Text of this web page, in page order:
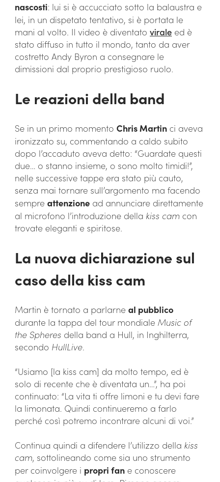
nascosti: lui si è accucciato sotto la balaustra e
lei, in un dispetato tentativo, si è portata le
mani al volto. Il video è diventato virale ed è
stato diffuso in tutto il mondo, tanto da aver
costretto Andy Byron a consegnare le
dimissioni dal proprio prestigioso ruolo.
Le reazioni della band
Se in un primo momento Chris Martin ci aveva
ironizzato su, commentando a caldo subito
dopo l’accaduto aveva detto: “Guardate questi
due… o stanno insieme, o sono molto timidi!”,
nelle successive tappe era stato più cauto,
senza mai tornare sull’argomento ma facendo
sempre attenzione ad annunciare direttamente
al microfono l’introduzione della kiss cam con
trovate eleganti e spiritose.
La nuova dichiarazione sul
caso della kiss cam
Martin è tornato a parlarne al pubblico
durante la tappa del tour mondiale Music of
the Spheres della band a Hull, in Inghilterra,
secondo HullLive.
“Usiamo [la kiss cam] da molto tempo, ed è
solo di recente che è diventata un…”, ha poi
continuato: “La vita ti offre limoni e tu devi fare
la limonata. Quindi continueremo a farlo
perché così potremo incontrare alcuni di voi.”
Continua quindi a difendere l’utilizzo della kiss
cam, sottolineando come sia uno strumento
per coinvolgere i propri fan e conoscere